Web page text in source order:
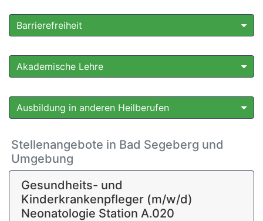
Barrierefreiheit
Akademische Lehre
Ausbildung in anderen Heilberufen
Stellenangebote in Bad Segeberg und
Umgebung
Gesundheits- und
Kinderkrankenpfleger (m/w/d)
Neonatologie Station A.020